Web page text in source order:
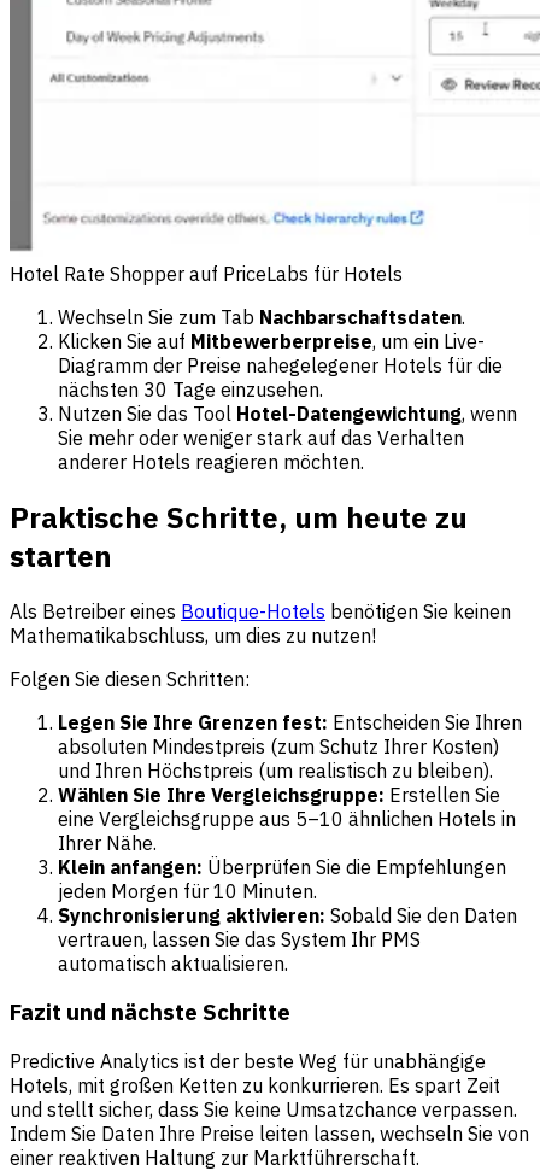
Hotel Rate Shopper auf PriceLabs für Hotels
Wechseln Sie zum Tab Nachbarschaftsdaten.
Klicken Sie auf Mitbewerberpreise, um ein Live-
Diagramm der Preise nahegelegener Hotels für die
nächsten 30 Tage einzusehen.
Nutzen Sie das Tool Hotel-Datengewichtung, wenn
Sie mehr oder weniger stark auf das Verhalten
anderer Hotels reagieren möchten.
Praktische Schritte, um heute zu
starten
Als Betreiber eines Boutique-Hotels benötigen Sie keinen
Mathematikabschluss, um dies zu nutzen!
Folgen Sie diesen Schritten:
Legen Sie Ihre Grenzen fest: Entscheiden Sie Ihren
absoluten Mindestpreis (zum Schutz Ihrer Kosten)
und Ihren Höchstpreis (um realistisch zu bleiben).
Wählen Sie Ihre Vergleichsgruppe: Erstellen Sie
eine Vergleichsgruppe aus 5–10 ähnlichen Hotels in
Ihrer Nähe.
Klein anfangen: Überprüfen Sie die Empfehlungen
jeden Morgen für 10 Minuten.
Synchronisierung aktivieren: Sobald Sie den Daten
vertrauen, lassen Sie das System Ihr PMS
automatisch aktualisieren.
Fazit und nächste Schritte
Predictive Analytics ist der beste Weg für unabhängige
Hotels, mit großen Ketten zu konkurrieren. Es spart Zeit
und stellt sicher, dass Sie keine Umsatzchance verpassen.
Indem Sie Daten Ihre Preise leiten lassen, wechseln Sie von
einer reaktiven Haltung zur Marktführerschaft.